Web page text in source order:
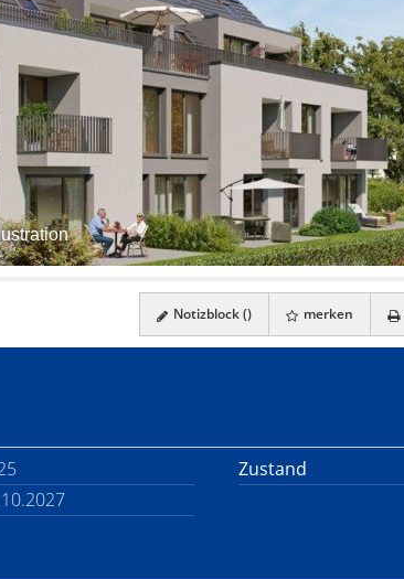
Notizblock () merken
Zustand